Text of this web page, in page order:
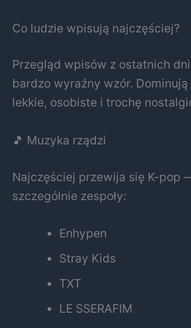
Co ludzie wpisują najczęściej?
Przegląd wpisów z ostatnich
bardzo wyraźny wzór.
lekkie, osobiste i trochę
🎵 Muzyka rządzi
Najczęściej przewija się K-pop
szczególnie zespoły:
Enhypen
Stray Kids
TXT
LE SSERAFIM